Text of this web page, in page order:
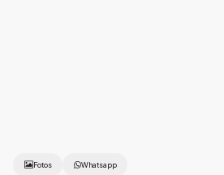
Fotos Whatsapp